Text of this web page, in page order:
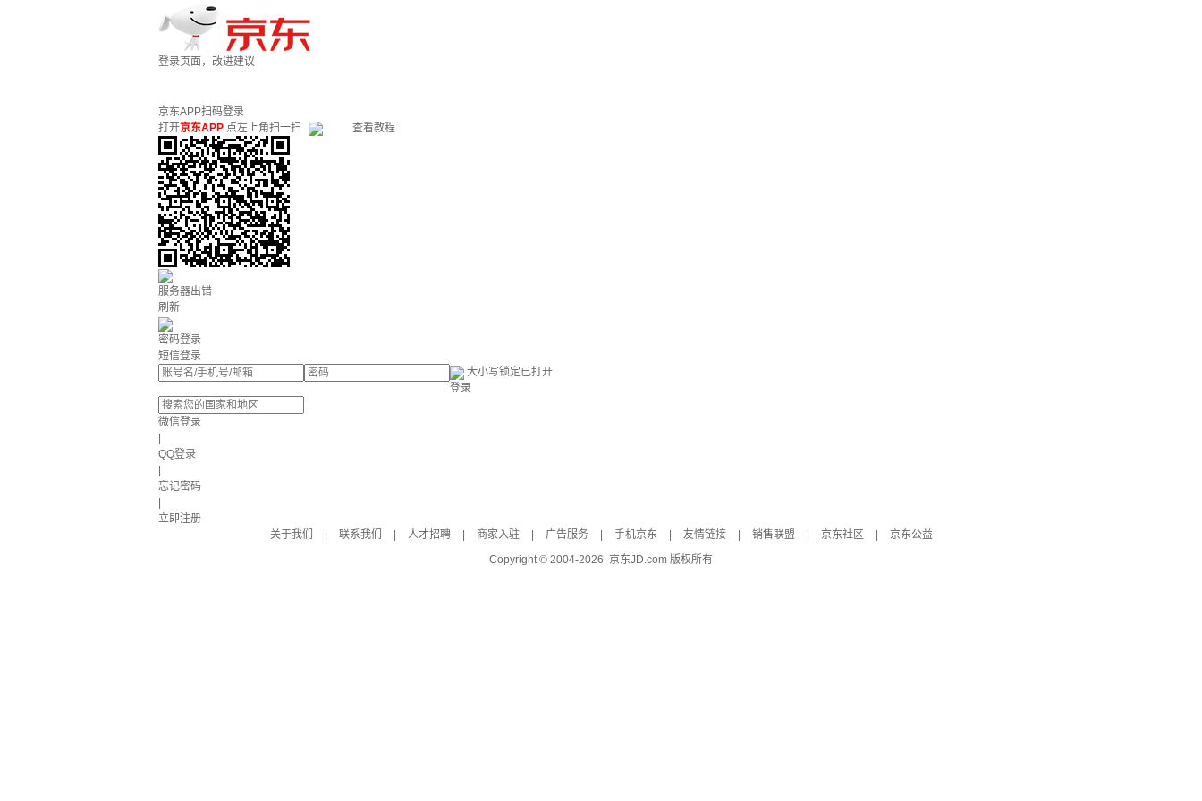
登录页面，改进建议
京东APP扫码登录
打开京东APP 点左上角扫一扫 查看教程
服务器出错
刷新
密码登录
短信登录
大小写锁定已打开
登录
微信登录
QQ登录
忘记密码
立即注册
关于我们
联系我们 人才招聘 商家入驻 广告服务 手机京东 友情链接 销售联盟 京东社区
京东公益
Copyright © 2004-2026 京东JD.com 版权所有